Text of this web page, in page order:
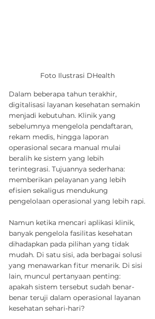
Foto Ilustrasi DHealth
Dalam beberapa tahun terakhir,
digitalisasi layanan kesehatan semakin
menjadi kebutuhan. Klinik yang
sebelumnya mengelola pendaftaran,
rekam medis, hingga laporan
operasional secara manual mulai
beralih ke sistem yang lebih
terintegrasi. Tujuannya sederhana:
memberikan pelayanan yang lebih
efisien sekaligus mendukung
pengelolaan operasional yang lebih rapi.
Namun ketika mencari aplikasi klinik,
banyak pengelola fasilitas kesehatan
dihadapkan pada pilihan yang tidak
mudah. Di satu sisi, ada berbagai solusi
yang menawarkan fitur menarik. Di sisi
lain, muncul pertanyaan penting:
apakah sistem tersebut sudah benar-
benar teruji dalam operasional layanan
kesehatan sehari-hari?